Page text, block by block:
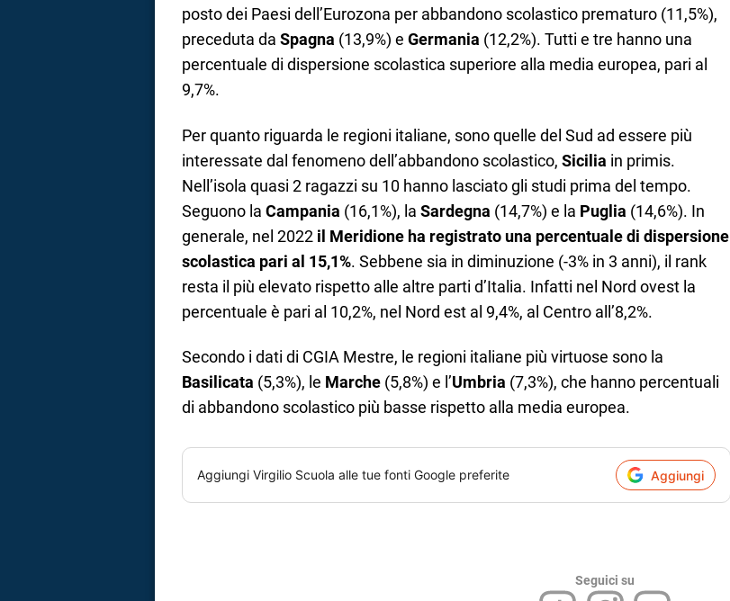
posto dei Paesi dell’Eurozona per abbandono scolastico prematuro (11,5%),
preceduta da Spagna (13,9%) e Germania (12,2%). Tutti e tre hanno una
percentuale di dispersione scolastica superiore alla media europea, pari al
9,7%.
Per quanto riguarda le regioni italiane, sono quelle del Sud ad essere più
interessate dal fenomeno dell’abbandono scolastico, Sicilia in primis.
Nell’isola quasi 2 ragazzi su 10 hanno lasciato gli studi prima del tempo.
Seguono la Campania (16,1%), la Sardegna (14,7%) e la Puglia (14,6%). In
generale, nel 2022 il Meridione ha registrato una percentuale di dispersione
scolastica pari al 15,1%. Sebbene sia in diminuzione (-3% in 3 anni), il rank
resta il più elevato rispetto alle altre parti d’Italia. Infatti nel Nord ovest la
percentuale è pari al 10,2%, nel Nord est al 9,4%, al Centro all’8,2%.
Secondo i dati di CGIA Mestre, le regioni italiane più virtuose sono la
Basilicata (5,3%), le Marche (5,8%) e l’Umbria (7,3%), che hanno percentuali
di abbandono scolastico più basse rispetto alla media europea.
Aggiungi Virgilio Scuola alle tue fonti Google preferite Aggiungi
Seguici su